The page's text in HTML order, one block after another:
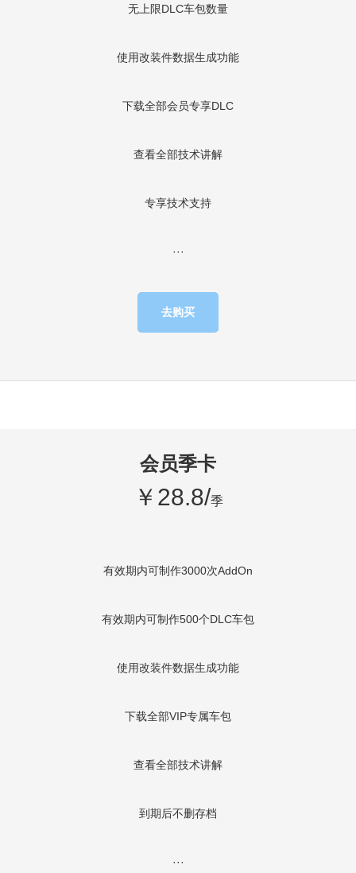
无上限DLC车包数量
使用改装件数据生成功能
下载全部会员专享DLC
查看全部技术讲解
专享技术支持
···
去购买
会员季卡
￥28.8/季
有效期内可制作3000次AddOn
有效期内可制作500个DLC车包
使用改装件数据生成功能
下载全部VIP专属车包
查看全部技术讲解
到期后不删存档
···